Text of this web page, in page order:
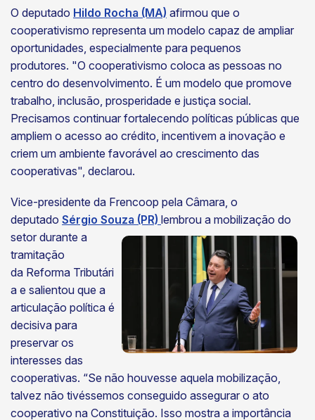
O deputado Hildo Rocha (MA) afirmou que o
cooperativismo representa um modelo capaz de ampliar
oportunidades, especialmente para pequenos
produtores. "O cooperativismo coloca as pessoas no
centro do desenvolvimento. É um modelo que promove
trabalho, inclusão, prosperidade e justiça social.
Precisamos continuar fortalecendo políticas públicas que
ampliem o acesso ao crédito, incentivem a inovação e
criem um ambiente favorável ao crescimento das
cooperativas", declarou.
Vice-presidente da Frencoop pela Câmara, o
deputado Sérgio Souza (PR) lembrou a mobilização do
setor durante a
tramitação
da Reforma Tributári
a e salientou que a
articulação política é
decisiva para
preservar os
interesses das
cooperativas. “Se não houvesse aquela mobilização,
talvez não tivéssemos conseguido assegurar o ato
cooperativo na Constituição. Isso mostra a importância